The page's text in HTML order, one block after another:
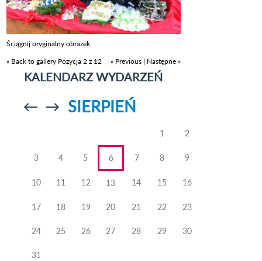
Ściągnij oryginalny obrazek
« Back to gallery Pozycja 2 z 12 « Previous | Następne »
KALENDARZ WYDARZEŃ
Przejdź doPrzejdź do
SIERPIEŃ
1 2
3 4 5 6 7 8 9
10 11 12 13 14 15 16
17 18 19 20 21 22 23
24 25 26 27 28 29 30
31